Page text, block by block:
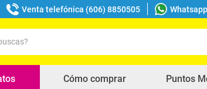
Venta telefónica (606) 8850505
Cómo comprar Puntos
buscados